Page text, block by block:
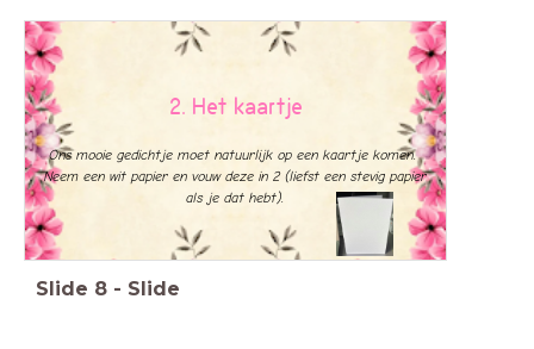
2. Het kaartje
Ons mooie gedichtje moet natuurlijk op een kaartje komen.
Neem een wit papier en vouw deze in 2 (liefst een stevig papier
als je dat hebt).
Slide 8 - Slide